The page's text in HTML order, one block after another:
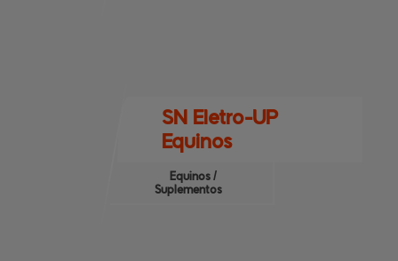
SN Eletro-UP
Equinos
Equinos /
Suplementos